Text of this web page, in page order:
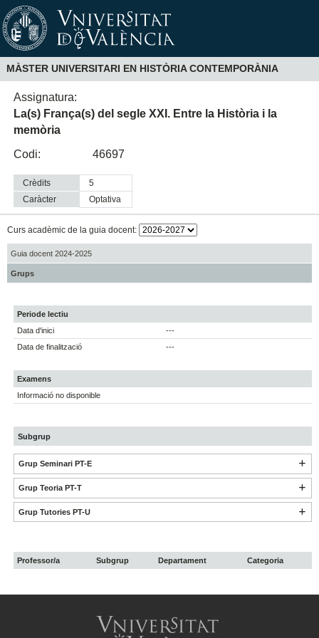
MÀSTER UNIVERSITARI EN HISTÒRIA CONTEMPORÀNIA
Assignatura:
La(s) França(s) del segle XXI. Entre la Història i la
memòria
Codi:
46697
Crèdits
5
Caràcter
optativa
Curs acadèmic de la guia docent:
Guia docent 2024-2025
Grups
Periode lectiu
Data d'inici
---
Data de finalització
---
Examens
Informació no disponible
Subgrup
Grup Seminari PT-E
Grup Teoria PT-T
Grup Tutories PT-U
Professor/a Subgrup Departament Categoria